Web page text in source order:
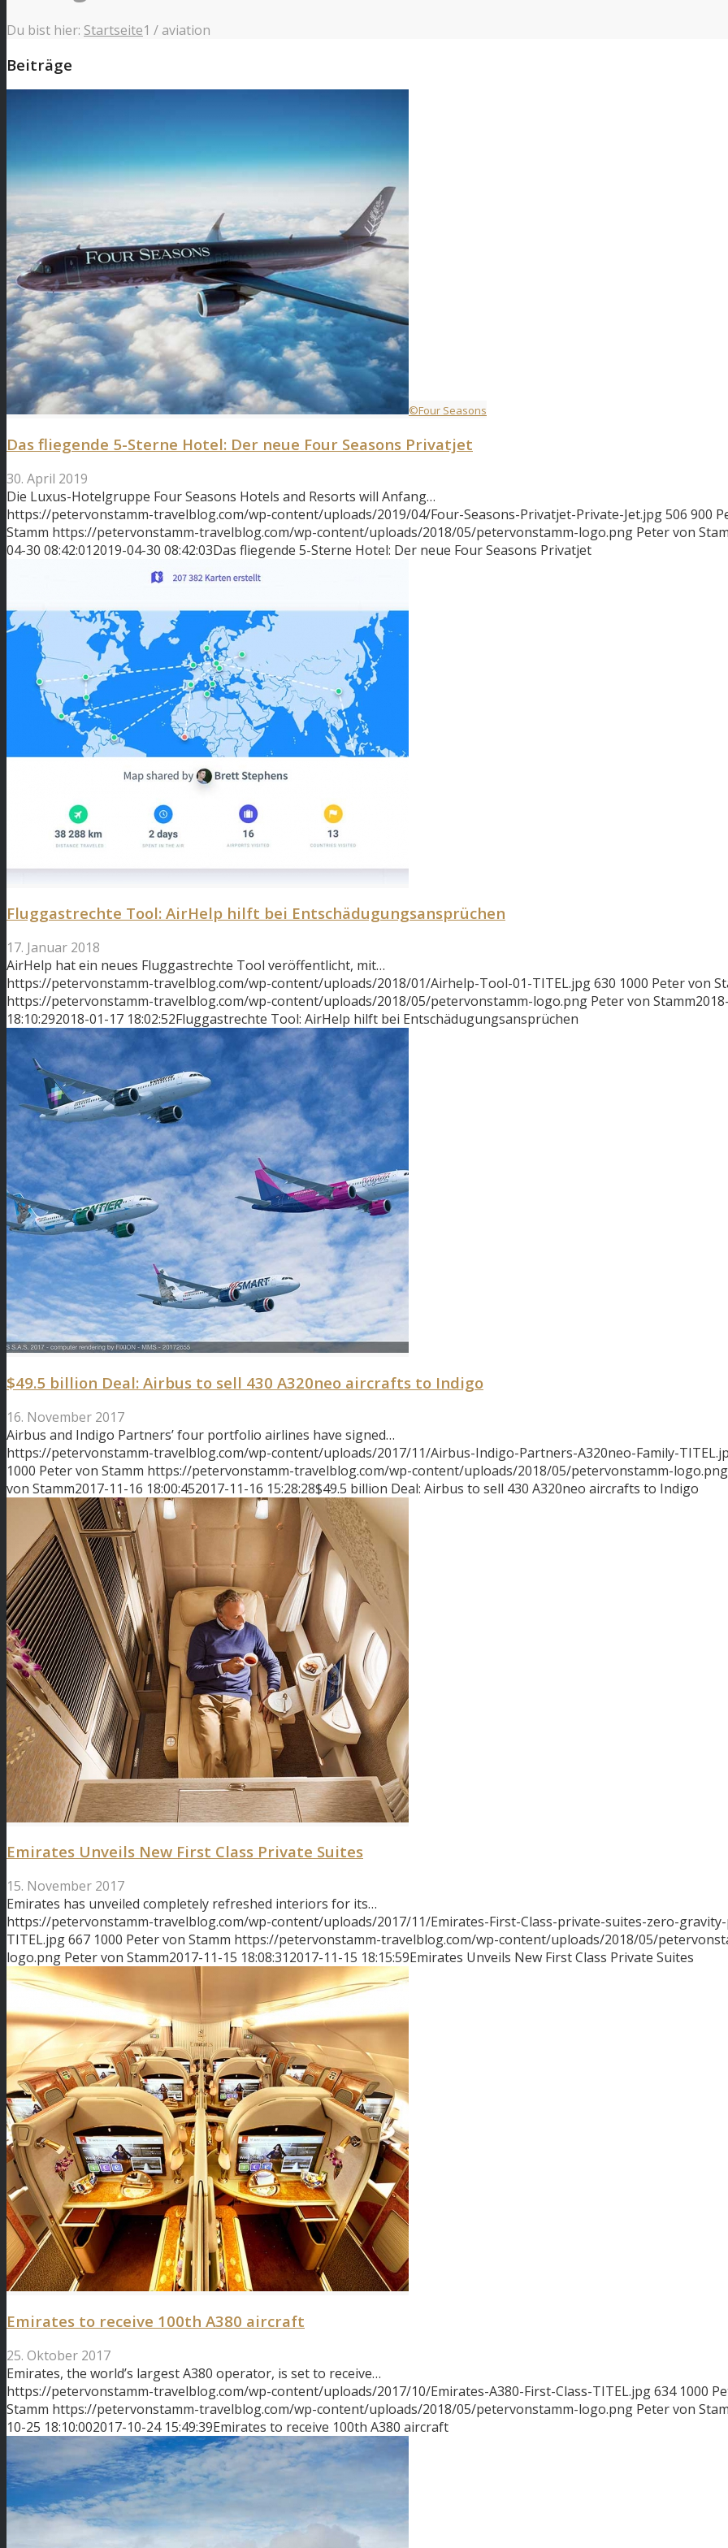
Du bist hier: Startseite1 / aviation
Beiträge
©Four Seasons
Das fliegende 5-Sterne Hotel: Der neue Four Seasons Privatjet
30. April 2019
Die Luxus-Hotelgruppe Four Seasons Hotels and Resorts will Anfang…
https://petervonstamm-travelblog.com/wp-content/uploads/2019/04/Four-Seasons-Privatjet-Private-Jet.jpg506 900
Stamm https://petervonstamm-travelblog.com/wp-content/uploads/2018/05/petervonstamm-logo.png Peter von
04-30 08:42:012019-04-30 08:42:03Das fliegende 5-Sterne Hotel: Der neue Four Seasons Privatjet
Fluggastrechte Tool: AirHelp hilft bei Entschädugungsansprüchen
17. Januar 2018
AirHelp hat ein neues Fluggastrechte Tool veröffentlicht, mit…
https://petervonstamm-travelblog.com/wp-content/uploads/2018/01/Airhelp-Tool-01-TITEL.jpg630 1000 Peter von
https://petervonstamm-travelblog.com/wp-content/uploads/2018/05/petervonstamm-logo.png Peter von Stamm
18:10:292018-01-17 18:02:52Fluggastrechte Tool: AirHelp hilft bei Entschädugungsansprüchen
$49.5 billion Deal: Airbus to sell 430 A320neo aircrafts to Indigo
16. November 2017
Airbus and Indigo Partners’ four portfolio airlines have signed…
https://petervonstamm-travelblog.com/wp-content/uploads/2017/11/Airbus-Indigo-Partners-A320neo-Family-
1000 Peter von Stamm https://petervonstamm-travelblog.com/wp-content/uploads/2018/05/petervonstamm-logo.png
von Stamm2017-11-16 18:00:452017-11-16 15:28:28$49.5 billion Deal: Airbus to sell 430 A320neo aircrafts to Indigo
Emirates Unveils New First Class Private Suites
15. November 2017
Emirates has unveiled completely refreshed interiors for its…
https://petervonstamm-travelblog.com/wp-content/uploads/2017/11/Emirates-First-Class-private-suites-zero-
TITEL.jpg667 1000 Peter von Stamm https://petervonstamm-travelblog.com/wp-content/uploads/2018/05/
logo.png Peter von Stamm2017-11-15 18:08:312017-11-15 18:15:59Emirates Unveils New First Class Private Suites
Emirates to receive 100th A380 aircraft
25. Oktober 2017
Emirates, the world’s largest A380 operator, is set to receive…
https://petervonstamm-travelblog.com/wp-content/uploads/2017/10/Emirates-A380-First-Class-TITEL.jpg634 1000
Stamm https://petervonstamm-travelblog.com/wp-content/uploads/2018/05/petervonstamm-logo.png Peter von
10-25 18:10:002017-10-24 15:49:39Emirates to receive 100th A380 aircraft